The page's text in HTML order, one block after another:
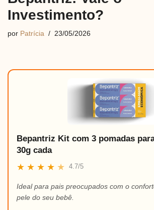
Investimento?
por Patrícia 23/05/2026
Bepantriz Kit com 3 pomadas
30g cada
★ ★ ★ ★ ★ 4.7/5
Ideal para pais preocupados com o
pele do seu bebê.